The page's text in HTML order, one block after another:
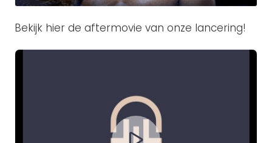
Bekijk hier de aftermovie van onze lancering!